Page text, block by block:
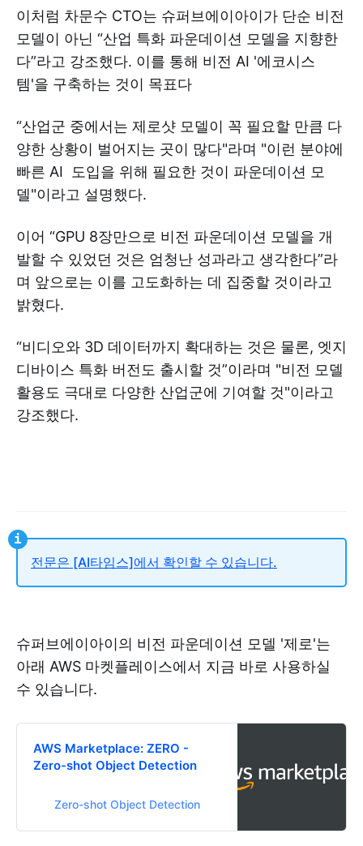
이처럼 차문수 CTO는 슈퍼브에이아이가 단순 비전
모델이 아닌 “산업 특화 파운데이션 모델을 지향한
다”라고 강조했다. 이를 통해 비전 AI '에코시스
템'을 구축하는 것이 목표다
“산업군 중에서는 제로샷 모델이 꼭 필요할 만큼 다
양한 상황이 벌어지는 곳이 많다"라며 "이런 분야에
빠른 AI 도입을 위해 필요한 것이 파운데이션 모
델"이라고 설명했다.
이어 “GPU 8장만으로 비전 파운데이션 모델을 개
발할 수 있었던 것은 엄청난 성과라고 생각한다”라
며 앞으로는 이를 고도화하는 데 집중할 것이라고
밝혔다.
“비디오와 3D 데이터까지 확대하는 것은 물론, 엣지
디바이스 특화 버전도 출시할 것”이라며 "비전 모델
활용도 극대로 다양한 산업군에 기여할 것"이라고
강조했다.
전문은 [AI타임스]에서 확인할 수 있습니다.
슈퍼브에이아이의 비전 파운데이션 모델 '제로'는
아래 AWS 마켓플레이스에서 지금 바로 사용하실
수 있습니다.
AWS Marketplace: ZERO -
Zero-shot Object Detection
Zero-shot Object Detection